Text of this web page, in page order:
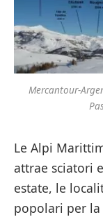
Mercantour-
Le Alpi
attrae sciatori
estate, le
popolari per la